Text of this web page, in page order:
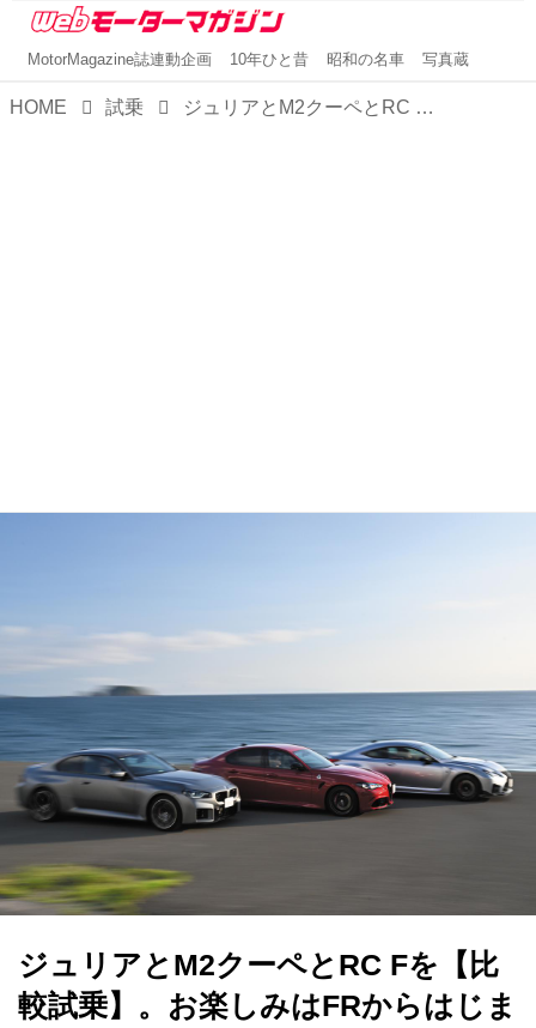
MotorMagazine誌連動企画 10年ひと昔 昭和の名車 写真蔵
HOME 試乗 ジュリアとM2クーペとRC Fを【比較試乗】。お楽しみはFRからはじまり、高揚感か官能性か精緻さかいずれかに至る
ジュリアとM2クーペとRC Fを【比
較試乗】。お楽しみはFRからはじま